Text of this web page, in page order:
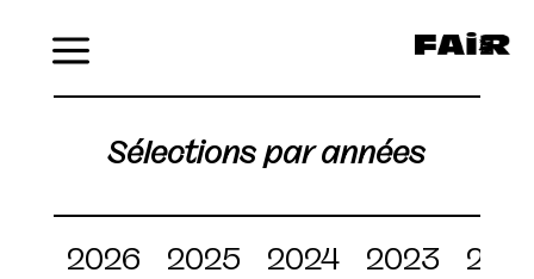
Sélections par années
2026 2025 2024 2023